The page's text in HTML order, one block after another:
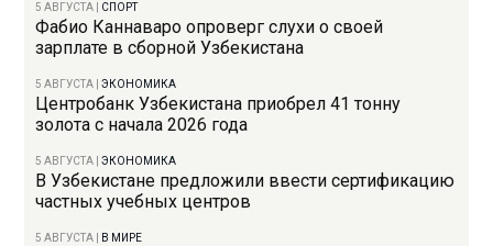
5 АВГУСТА СПОРТ
Фабио Каннаваро опроверг слухи о своей
зарплате в сборной Узбекистана
5 АВГУСТА |ЭКОНОМИКА
Центробанк Узбекистана приобрел 41 тонну
золота с начала 2026 года
5 АВГУСТА |ЭКОНОМИКА
В Узбекистане предложили ввести сертификацию
частных учебных центров
5 АВГУСТА В МИРЕ